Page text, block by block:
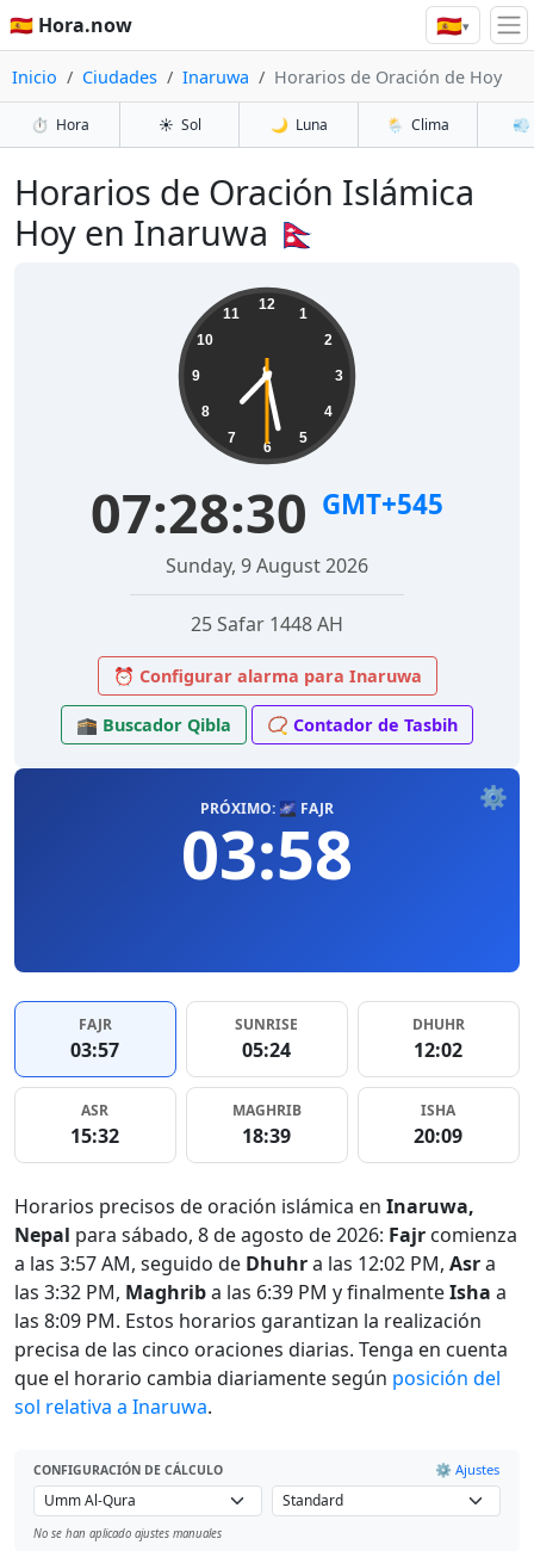
🇪🇸 Hora.now 🇪🇸▾
Inicio Ciudades Inaruwa Horarios de Oración de Hoy
⏱️ Hora ☀️ Sol 🌙 Luna 🌦️ Clima 💨
Horarios de Oración Islámica
Hoy en Inaruwa 🇳🇵
12
1
2
3
4
5
6
7
8
9
10
11
07:28:30 GMT+545
Sunday, 9 August 2026
25 Safar 1448 AH
⏰ Configurar alarma para Inaruwa
🕋 Buscador Qibla 📿 Contador de Tasbih
⚙️
PRÓXIMO: 🌌 FAJR
03:58
FAJR
03:57
SUNRISE
05:24
DHUHR
12:02
ASR
15:32
MAGHRIB
18:39
ISHA
20:09
Horarios precisos de oración islámica en Inaruwa,
Nepal para sábado, 8 de agosto de 2026: Fajr comienza
a las 3:57 AM, seguido de Dhuhra las 12:02 PM, Asra
las 3:32 PM, Maghriba las 6:39 PM y finalmenteIsha a
las 8:09 PM. Estos horarios garantizan la realización
precisa de las cinco oraciones diarias. Tenga en cuenta
que el horario cambia diariamente según posición del
sol relativa a Inaruwa.
CONFIGURACIÓN DE CÁLCULO ⚙️ Ajustes
No se han aplicado ajustes manuales